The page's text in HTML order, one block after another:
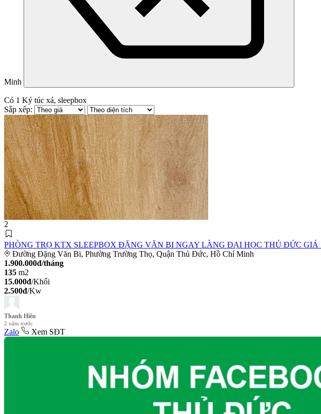
Minh
Có 1 Ký túc xá, sleepbox
Sắp xếp:
2
PHÒNG TRỌ KTX SLEEPBOX ĐẶNG VĂN BI NGAY LÀNG ĐẠI HỌC THỦ ĐỨC GIÁ
Đường Đặng Văn Bi, Phường Trường Thọ, Quận Thủ Đức, Hồ Chí Minh
1.900.000đ/tháng
135 m2
15.000đ/Khối
2.500đ/Kw
Thanh Hiền
2 năm trước
Zalo Xem SĐT